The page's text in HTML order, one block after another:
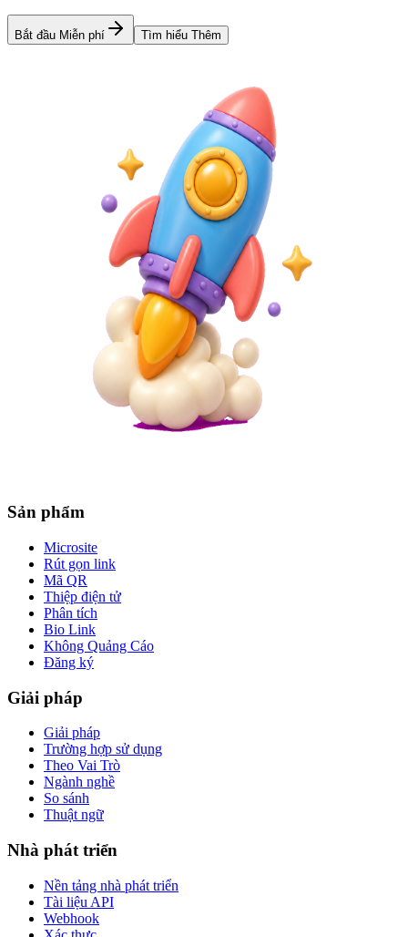
Bắt đầu Miễn phí Tìm hiểu Thêm
Sản phẩm
Microsite
Rút gọn link
Mã QR
Thiệp điện tử
Phân tích
Bio Link
Không Quảng Cáo
Đăng ký
Giải pháp
Giải pháp
Trường hợp sử dụng
Theo Vai Trò
Ngành nghề
So sánh
Thuật ngữ
Nhà phát triển
Nền tảng nhà phát triển
Tài liệu API
Webhook